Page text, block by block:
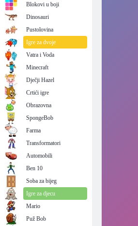
Blokovi u boji
Dinosauri
Pustolovina
Igre za dvoje
Vatra i Voda
Minecraft
Dječji Hazel
Crtići igre
Obrazovna
SpongeBob
Farma
Transformatori
Automobili
Ben 10
Soba za bijeg
Igre za djecu
Mario
Puž Bob